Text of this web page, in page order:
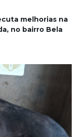
melhorias na
no bairro Bela